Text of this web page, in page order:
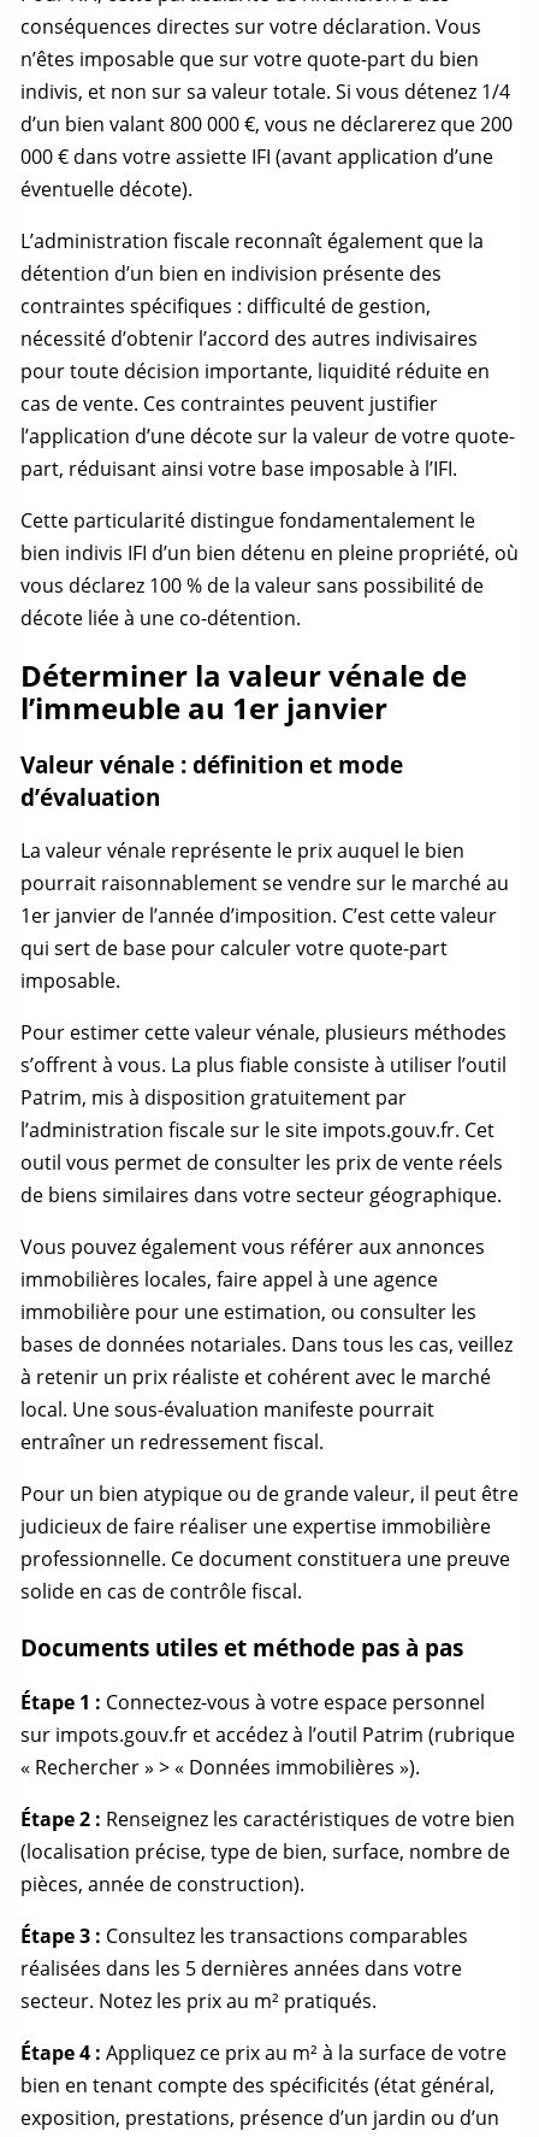
conséquences directes sur votre déclaration. Vous
n’êtes imposable que sur votre quote-partdu bien
indivis, et non sur sa valeur totale. Si vous détenez 1/4
d’un bien valant 800 000 €, vous ne déclarerez que 200
000 € dans votre assiette IFI (avant application d’une
éventuelle décote).
L’administration fiscale reconnaît également que la
détention d’un bien en indivision présente des
contraintes spécifiques : difficulté de gestion,
nécessité d’obtenir l’accord des autres indivisaires
pour toute décision importante, liquidité réduite en
cas de vente. Ces contraintes peuvent justifier
l’application d’une décote sur la valeur de votre quote-
part, réduisant ainsi votre base imposable à l’IFI.
Cette particularité distingue fondamentalement le
bien indivis IFI d’un bien détenu en pleine propriété, où
vous déclarez 100 % de la valeur sans possibilité de
décote liée à une co-détention.
Déterminer la valeur vénale de
l’immeuble au 1er janvier
Valeur vénale : définition et mode
d’évaluation
La valeur vénalereprésente le prix auquel le bien
pourrait raisonnablement se vendre sur le marché au
1er janvier de l’année d’imposition. C’est cette valeur
qui sert de base pour calculer votre quote-part
imposable.
Pour estimer cettevaleur vénale, plusieurs méthodes
s’offrent à vous. La plus fiable consiste à utiliser l’outil
Patrim, mis à disposition gratuitement par
l’administration fiscale sur le site impots.gouv.fr. Cet
outil vous permet de consulter les prix de vente réels
de biens similaires dans votre secteur géographique.
Vous pouvez également vous référer aux annonces
immobilières locales, faire appel à une agence
immobilière pour une estimation, ou consulter les
bases de données notariales. Dans tous les cas, veillez
à retenir un prix réaliste et cohérent avec le marché
local. Une sous-évaluation manifeste pourrait
entraîner un redressement fiscal.
Pour un bien atypique ou de grande valeur, il peut être
judicieux de faire réaliser une expertise immobilière
professionnelle. Ce document constituera une preuve
solide en cas de contrôle fiscal.
Documents utiles et méthode pas à pas
Étape 1 : Connectez-vous à votre espace personnel
sur impots.gouv.fr et accédez à l’outil Patrim (rubrique
« Rechercher » > « Données immobilières »).
Étape 2 : Renseignez les caractéristiques de votre bien
(localisation précise, type de bien, surface, nombre de
pièces, année de construction).
Étape 3 : Consultez les transactions comparables
réalisées dans les 5 dernières années dans votre
secteur. Notez les prix au m² pratiqués.
Étape 4 : Appliquez ce prix au m² à la surface de votre
bien en tenant compte des spécificités (état général,
exposition, prestations, présence d’un jardin ou d’un